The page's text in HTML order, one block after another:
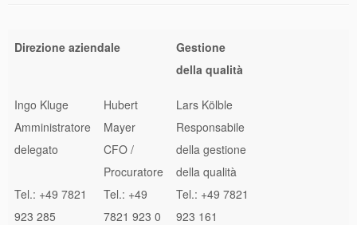
Direzione aziendale
Gestione
della qualità
Ingo Kluge
Amministratore
delegato
Tel.: +49 7821
923 285
Hubert
Mayer
CFO /
Procuratore
Tel.: +49
7821 923 0
Lars Kölble
Responsabile
della gestione
della qualità
Tel.: +49 7821
923 161